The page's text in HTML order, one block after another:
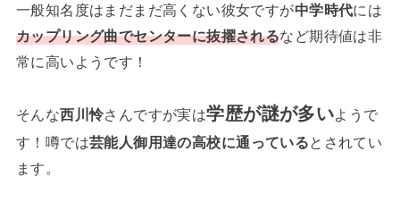
一般知名度はまだまだ高くない彼女ですが中学時代には
カップリング曲でセンターに抜擢されるなど期待値は非
常に高いようです！
そんな西川怜さんですが実は学歴が謎が多いようで
す！噂では芸能人御用達の高校に通っているとされてい
ます。